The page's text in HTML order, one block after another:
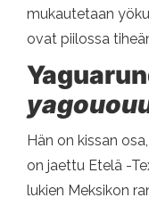
mukautetaan
ovat piilossa
Hän on kissan
on jaettu Etelä -
lukien Meksikon